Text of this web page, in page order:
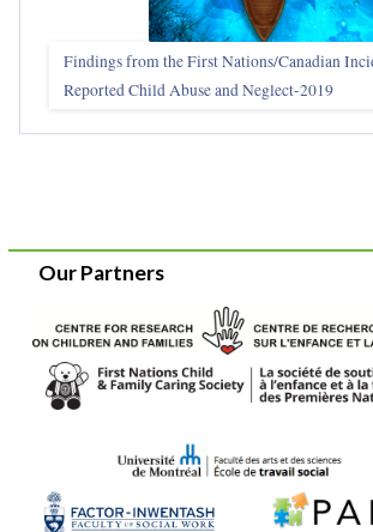
Findings from the First Nations/Canadian
Reported Child Abuse and Neglect-2019
Our Partners